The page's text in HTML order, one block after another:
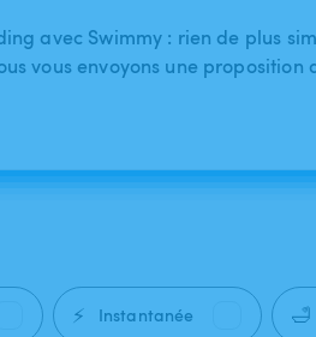
avec Swimmy : rien de plus
vous envoyons une proposition
⚡ Instantanée 🛁